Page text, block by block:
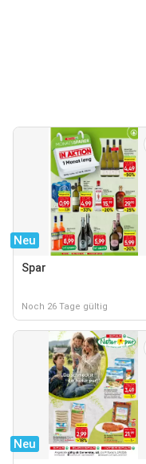
Neu
Spar
Noch 26 Tage gültig
Neu